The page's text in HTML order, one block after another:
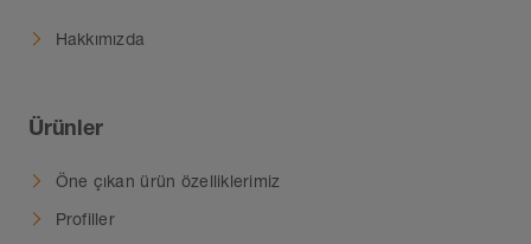
Hakkımızda
Ürünler
Öne çıkan ürün özelliklerimiz
Profiller